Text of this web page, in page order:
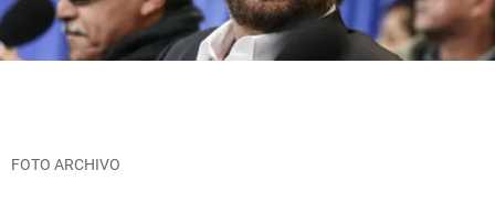
FOTO ARCHIVO